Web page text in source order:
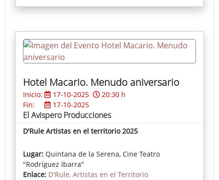
Hotel Macario. Menudo aniversario
Inicio: 17-10-2025
20:30 h
Fin:
17-10-2025
El Avispero Producciones
D'Rule Artistas en el territorio 2025
Lugar: Quintana de la Serena, Cine Teatro
"Rodríguez Ibarra"
Enlace: D'Rule, Artistas en el Territorio